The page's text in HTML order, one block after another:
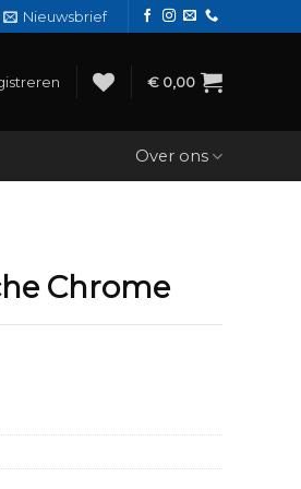
Nieuwsbrief
€ 0,00
Over ons
Chrome